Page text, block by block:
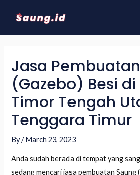
Jasa
(Gazebo) Besi
Timor Tengah
Tenggara Timur
By/March 23, 2023
Anda sudah berada di tempat yang
sedang mencari jasa pembuatan Saung